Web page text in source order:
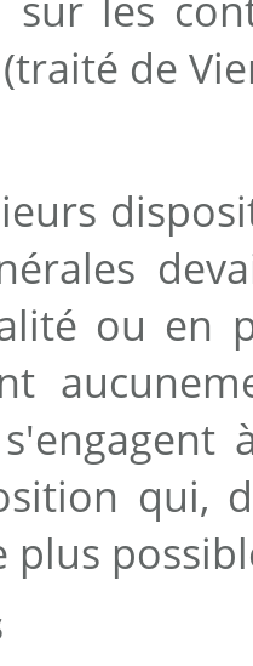
de
ou en
qui,
plus